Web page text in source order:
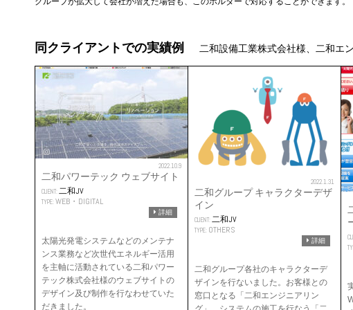
同クライアントでの実績例 二和設備工業株式会社様、二和エ
2022.10.9
二和パワーテック ウェブサイト
CLIENT: 二和JV
TYPE: WEB・DIGITAL
詳細
太陽光発電システムなどのメンテナ
ンス業務など次世代エネルギー活用
を主軸に活動されている二和パワー
テック株式会社様のウェブサイトの
デザイン及び制作を行なわせていた
だきました。
2022.1.31
二和グループ キャラクターデザ
イン
CLIENT: 二和JV
TYPE: OTHERS
詳細
二和グループ各社のキャラクターデ
ザインを行ないました。お客様との
窓口となる「二和エンジニアリン